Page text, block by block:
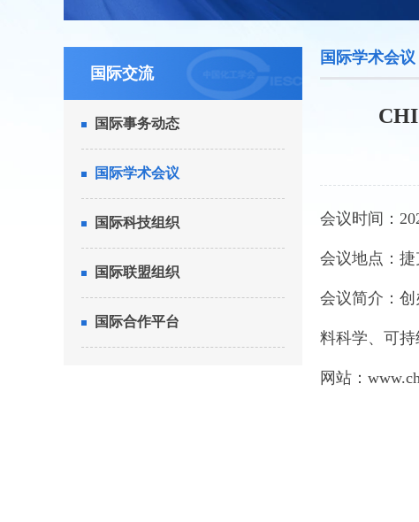
国际交流
国际事务动态
国际学术会议
国际科技组织
国际联盟组织
国际合作平台
国际学术会议
会议时间：
会议地点：
会议简介：
料科学、可持
网站：